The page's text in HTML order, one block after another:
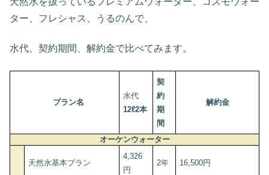
ター、フレシャス、うるのんで、
水代、契約期間、解約金で比べてみます。
プラン名
水代
12ℓ2本
契
約
期
間
解約金
オーケンウォーター
天然水基本プラン
4,326
円
2年 16,500円